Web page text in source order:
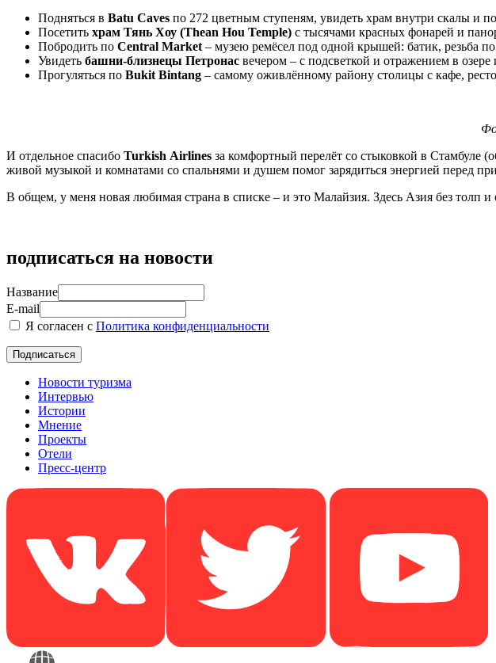
Подняться в Batu Caves по 272 цветным ступеням, увидеть храм внутри скалы и
Посетить храм Тянь Хоу (Thean Hou Temple) с тысячами красных фонарей и
Побродить по Central Market – музею ремёсел под одной крышей: батик, резьба
Увидеть башни‑близнецы Петронас вечером – с подсветкой и отражением в
Прогуляться по Bukit Bintang – самому оживлённому району столицы с кафе,
И отдельное спасибо Turkish Airlines за комфортный перелёт со стыковкой в Стамбуле
живой музыкой и комнатами со спальнями и душем помог зарядиться энергией перед
В общем, у меня новая любимая страна в списке – и это Малайзия. Здесь Азия без толп
подписаться на новости
Название
E-mail
Я согласен с Политика конфиденциальности
Новости туризма
Интервью
Истории
Мнение
Проекты
Отели
Пресс-центр